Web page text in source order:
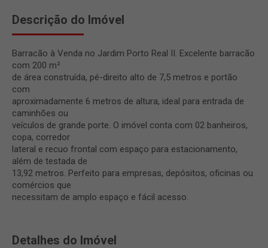
Descrição do Imóvel
Barracão à Venda no Jardim Porto Real II. Excelente barracão
com 200 m²
de área construída, pé-direito alto de 7,5 metros e portão
com
aproximadamente 6 metros de altura, ideal para entrada de
caminhões ou
veículos de grande porte. O imóvel conta com 02 banheiros,
copa, corredor
lateral e recuo frontal com espaço para estacionamento,
além de testada de
13,92 metros. Perfeito para empresas, depósitos, oficinas ou
comércios que
necessitam de amplo espaço e fácil acesso.
Detalhes do Imóvel